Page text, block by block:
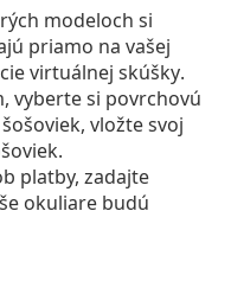
modeloch si
priamo na vašej
virtuálnej skúšky.
vyberte si povrchovú
vložte svoj
platby, zadajte
okuliare budú